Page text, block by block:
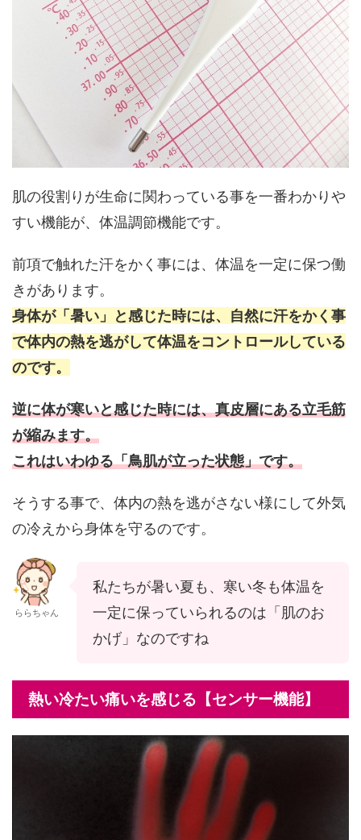
肌の役割りが生命に関わっている事を一番わかりや
すい機能が、体温調節機能です。
前項で触れた汗をかく事には、体温を一定に保つ働
きがあります。
身体が「暑い」と感じた時には、自然に汗をかく事
で体内の熱を逃がして体温をコントロールしている
のです。
逆に体が寒いと感じた時には、真皮層にある立毛筋
が縮みます。
これはいわゆる「鳥肌が立った状態」です。
そうする事で、体内の熱を逃がさない様にして外気
の冷えから身体を守るのです。
ららちゃん
私たちが暑い夏も、寒い冬も体温を
一定に保っていられるのは「肌のお
かげ」なのですね
熱い冷たい痛いを感じる【センサー機能】